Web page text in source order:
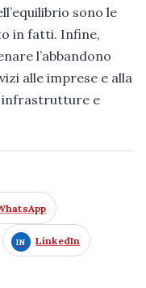
sono le
in fatti. Infine,
l’abbandono
alle imprese e alla
infrastrutture e
LinkedIn